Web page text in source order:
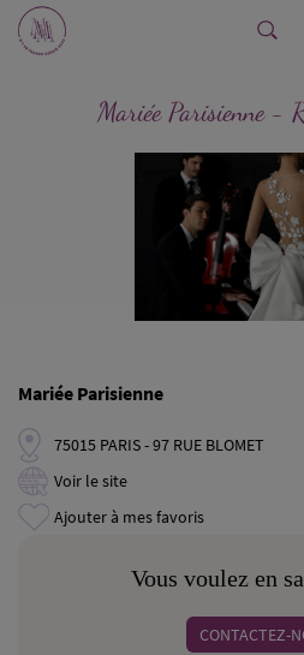
Mariée Parisienne -
Mariée Parisienne
75015 PARIS - 97 RUE BLOMET
Voir le site
Ajouter à mes favoris
Vous voulez en
CONTACTEZ-